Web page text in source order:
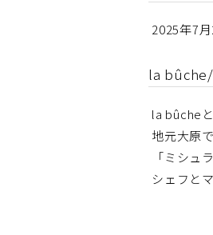
2025年7
la
la bûche
地元大原
「ミシュ
シェフと